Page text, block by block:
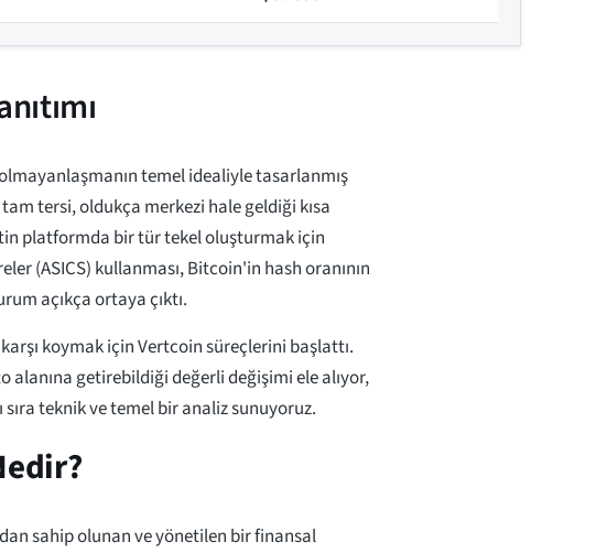
temel idealiyle tasarlanmış
tersi, oldukça merkezi hale geldiği kısa
platformda bir tür tekel oluşturmak için
(ASICS) kullanması, Bitcoin'in hash oranının
açıkça ortaya çıktı.
koymak için Vertcoin süreçlerini başlattı.
alanına getirebildiği değerli değişimi ele alıyor,
teknik ve temel bir analiz sunuyoruz.
sahip olunan ve yönetilen bir finansal